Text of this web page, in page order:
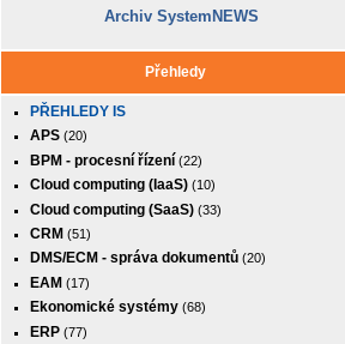
Archiv SystemNEWS
Přehledy
PŘEHLEDY IS
APS (20)
BPM - procesní řízení (22)
Cloud computing (IaaS) (10)
Cloud computing (SaaS) (33)
CRM (51)
DMS/ECM - správa dokumentů (20)
EAM (17)
Ekonomické systémy (68)
ERP (77)